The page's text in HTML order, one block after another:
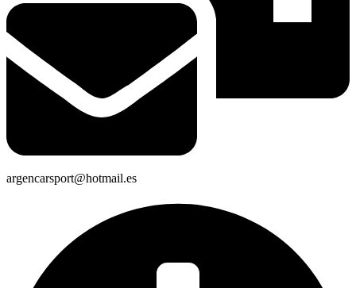
argencarsport@hotmail.es